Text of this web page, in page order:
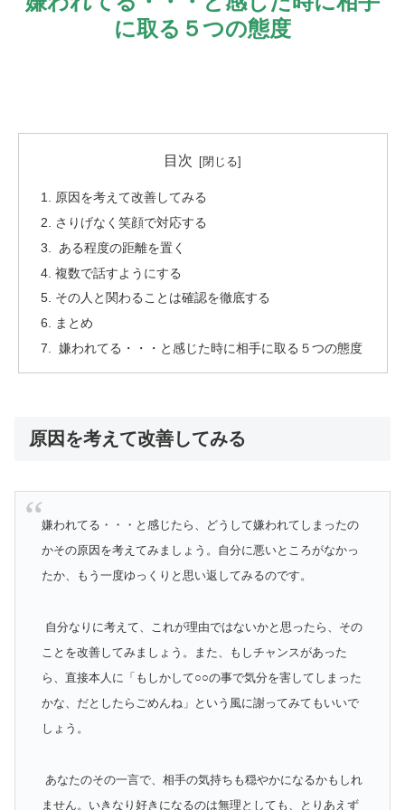
に取る５つの態度
目次
原因を考えて改善してみる
さりげなく笑顔で対応する
ある程度の距離を置く
複数で話すようにする
その人と関わることは確認を徹底する
まとめ
嫌われてる・・・と感じた時に相手に取る５つの態度
原因を考えて改善してみる
嫌われてる・・・と感じたら、どうして嫌われてしまったの
かその原因を考えてみましょう。自分に悪いところがなかっ
たか、もう一度ゆっくりと思い返してみるのです。
自分なりに考えて、これが理由ではないかと思ったら、その
ことを改善してみましょう。また、もしチャンスがあった
ら、直接本人に「もしかして○○の事で気分を害してしまった
かな、だとしたらごめんね」という風に謝ってみてもいいで
しょう。
あなたのその一言で、相手の気持ちも穏やかになるかもしれ
ません。いきなり好きになるのは無理としても、とりあえず